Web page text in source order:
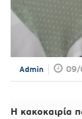
Admin 09/
Η κακοκαιρία